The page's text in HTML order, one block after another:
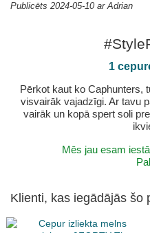
Publicēts 2024-05-10 ar Adrian
1
Pērkot kaut ko Caphunters,
visvairāk vajadzīgi. Ar tavu
vairāk un kopā spert soli
Mēs jau esam
Klienti, kas iegādājās šo